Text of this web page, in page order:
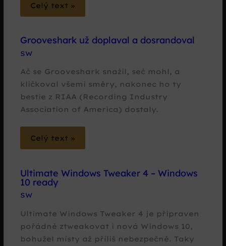
Celý text »
Grooveshark už doplaval a dosrandoval
SW
Ač se Grooveshark snažil, seč mohl, a
kličkoval všemi směry, nakonec ho ty
bestie z RIAA (Recording Industry
Association of America) dostaly.
Celý text »
Ultimate Windows Tweaker 4 – Windows
10 ready
SW
Ultimate Windows Tweaker 4 je připraven
pořádně ztweakovat i nová Windows 10,
bohužel místy až příliš nebezpečně. Taky